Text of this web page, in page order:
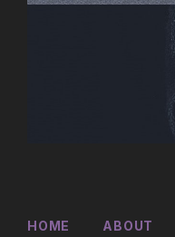
HOME ABOUT